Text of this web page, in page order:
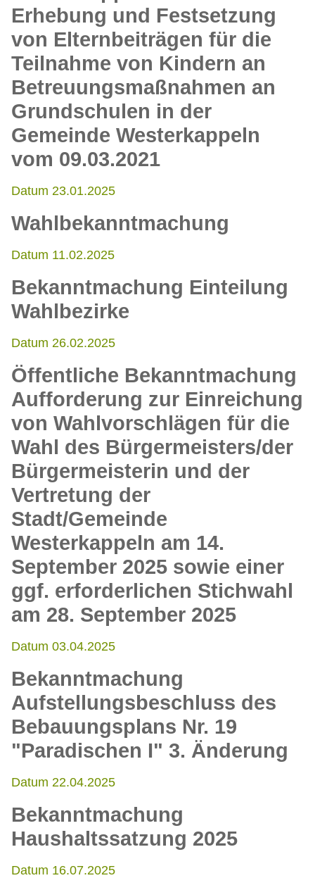
Erhebung und Festsetzung
von Elternbeiträgen für die
Teilnahme von Kindern an
Betreuungsmaßnahmen an
Grundschulen in der
Gemeinde Westerkappeln
vom 09.03.2021
Datum 23.01.2025
Wahlbekanntmachung
Datum 11.02.2025
Bekanntmachung Einteilung
Wahlbezirke
Datum 26.02.2025
Öffentliche Bekanntmachung
Aufforderung zur Einreichung
von Wahlvorschlägen für die
Wahl des Bürgermeisters/der
Bürgermeisterin und der
Vertretung der
Stadt/Gemeinde
Westerkappeln am 14.
September 2025 sowie einer
ggf. erforderlichen Stichwahl
am 28. September 2025
Datum 03.04.2025
Bekanntmachung
Aufstellungsbeschluss des
Bebauungsplans Nr. 19
"Paradischen I" 3. Änderung
Datum 22.04.2025
Bekanntmachung
Haushaltssatzung 2025
Datum 16.07.2025